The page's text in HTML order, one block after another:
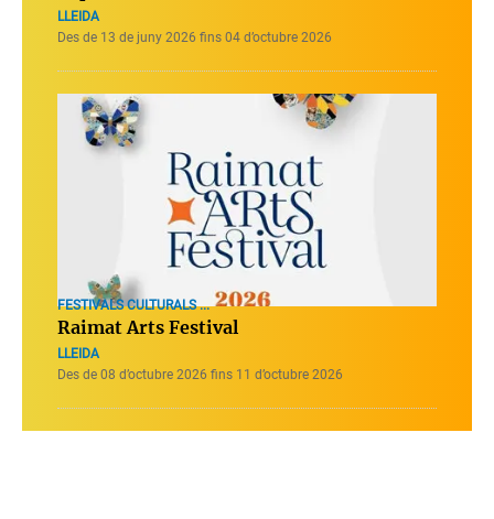
LLEIDA
Des de 13 de juny 2026 fins 04 d’octubre 2026
FESTIVALS CULTURALS ...
Raimat Arts Festival
LLEIDA
Des de 08 d’octubre 2026 fins 11 d’octubre 2026